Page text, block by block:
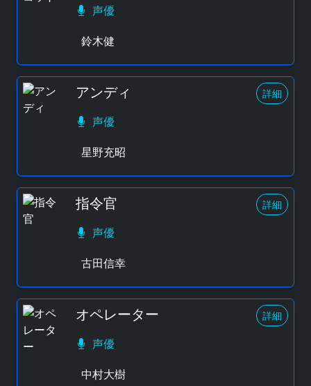
声優
鈴木健
アンディ 詳細
声優
星野充昭
指令官 詳細
声優
古田信幸
オペレーター 詳細
声優
中村大樹